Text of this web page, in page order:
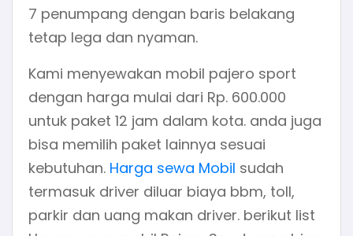
7 penumpang dengan baris belakang
tetap lega dan nyaman.
Kami menyewakan mobil pajero sport
dengan harga mulai dari Rp. 600.000
untuk paket 12 jam dalam kota. anda juga
bisa memilih paket lainnya sesuai
kebutuhan. Harga sewa Mobil sudah
termasuk driver diluar biaya bbm, toll,
parkir dan uang makan driver. berikut list